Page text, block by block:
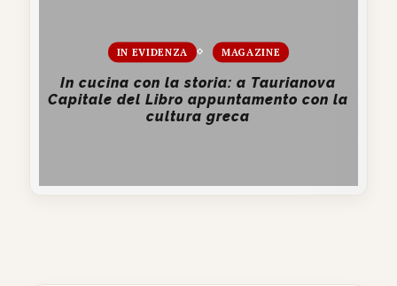
IN EVIDENZA MAGAZINE
In cucina con la storia: a Taurianova
Capitale del Libro appuntamento con la
cultura greca